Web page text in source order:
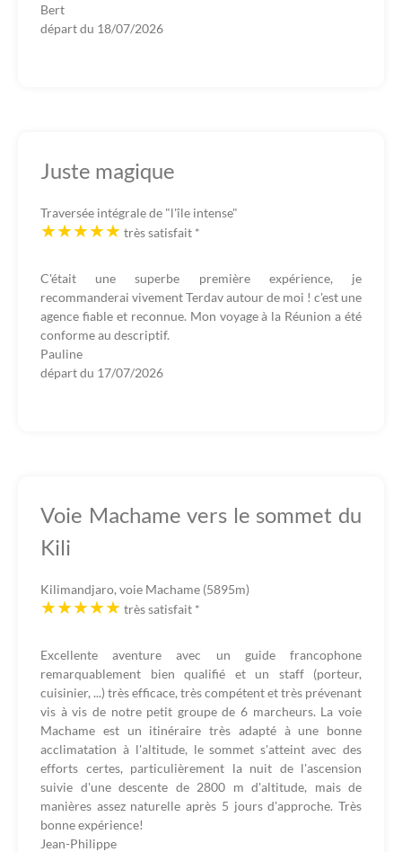
Bert
départ du 18/07/2026
Juste magique
Traversée intégrale de "l'île intense"
très satisfait *
C'était une superbe première expérience, je
recommanderai vivement Terdav autour de moi ! c'est une
agence fiable et reconnue. Mon voyage à la Réunion a été
conforme au descriptif.
Pauline
départ du 17/07/2026
Voie Machame vers le sommet du
Kili
Kilimandjaro, voie Machame (5895m)
très satisfait *
Excellente aventure avec un guide francophone
remarquablement bien qualifié et un staff (porteur,
cuisinier, ...) très efficace, très compétent et très prévenant
vis à vis de notre petit groupe de 6 marcheurs. La voie
Machame est un itinéraire très adapté à une bonne
acclimatation à l'altitude, le sommet s'atteint avec des
efforts certes, particulièrement la nuit de l'ascension
suivie d'une descente de 2800 m d'altitude, mais de
manières assez naturelle après 5 jours d'approche. Très
bonne expérience!
Jean-Philippe